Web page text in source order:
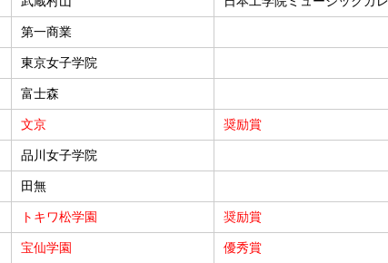
第一商業
東京女子学院
富士森
文京 奨励賞
品川女子学院
田無
トキワ松学園 奨励賞
宝仙学園 優秀賞